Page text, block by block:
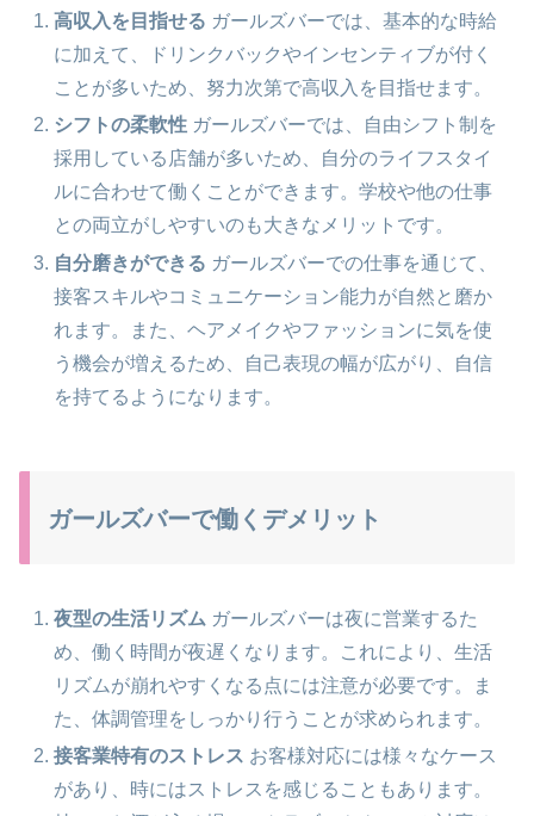
高収入を目指せる ガールズバーでは、基本的な時給
に加えて、ドリンクバックやインセンティブが付く
ことが多いため、努力次第で高収入を目指せます。
シフトの柔軟性 ガールズバーでは、自由シフト制を
採用している店舗が多いため、自分のライフスタイ
ルに合わせて働くことができます。学校や他の仕事
との両立がしやすいのも大きなメリットです。
自分磨きができる ガールズバーでの仕事を通じて、
接客スキルやコミュニケーション能力が自然と磨か
れます。また、ヘアメイクやファッションに気を使
う機会が増えるため、自己表現の幅が広がり、自信
を持てるようになります。
ガールズバーで働くデメリット
夜型の生活リズム ガールズバーは夜に営業するた
め、働く時間が夜遅くなります。これにより、生活
リズムが崩れやすくなる点には注意が必要です。ま
た、体調管理をしっかり行うことが求められます。
接客業特有のストレス お客様対応には様々なケース
があり、時にはストレスを感じることもあります。